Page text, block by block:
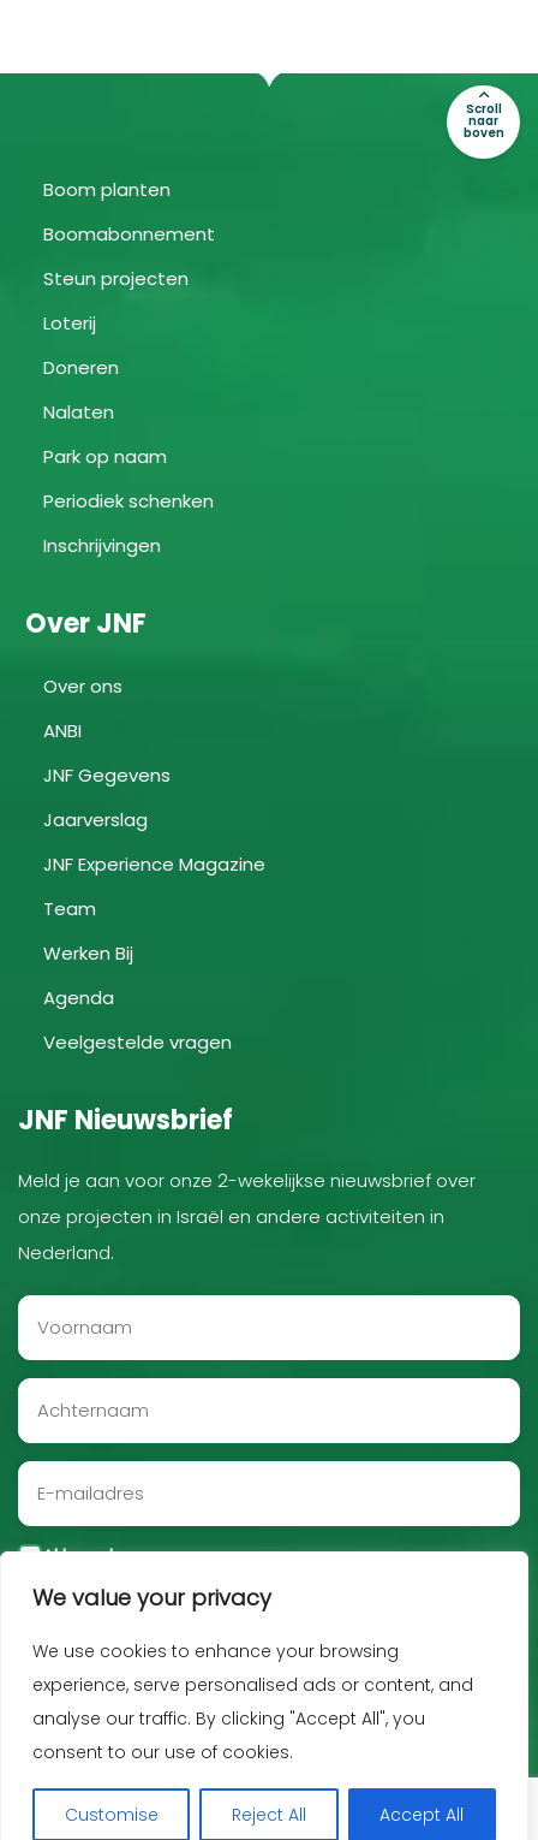
We value your privacy
We use cookies to enhance your browsing
experience, serve personalised ads or content, and
analyse our traffic. By clicking "Accept All", you
consent to our use of cookies.
Customise Reject All Accept All
Boom planten
Boomabonnement
Steun projecten
Loterij
Doneren
Nalaten
Park op naam
Periodiek schenken
Inschrijvingen
Over JNF
Over ons
ANBI
JNF Gegevens
Jaarverslag
JNF Experience Magazine
Team
Werken Bij
Agenda
Veelgestelde vragen
Scroll
naar
boven
JNF Nieuwsbrief
Meld je aan voor onze 2-wekelijkse nieuwsbrief over
onze projecten in Israël en andere activiteiten in
Nederland.
Akkoord
Privacy policy Disclaimer